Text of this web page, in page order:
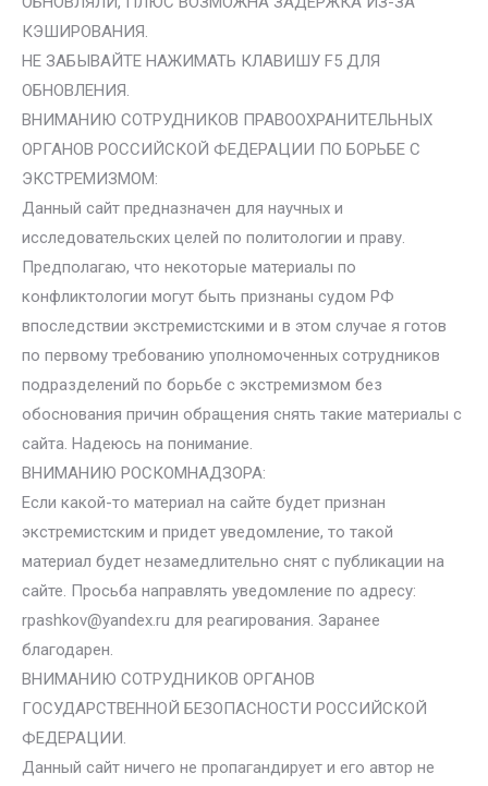
КЭШИРОВАНИЯ.
НЕ ЗАБЫВАЙТЕ НАЖИМАТЬ КЛАВИШУ F5 ДЛЯ
ОБНОВЛЕНИЯ.
ВНИМАНИЮ СОТРУДНИКОВ ПРАВООХРАНИТЕЛЬНЫХ
ОРГАНОВ РОССИЙСКОЙ ФЕДЕРАЦИИ ПО БОРЬБЕ С
ЭКСТРЕМИЗМОМ:
Данный сайт предназначен для научных и
исследовательских целей по политологии и праву.
Предполагаю, что некоторые материалы по
конфликтологии могут быть признаны судом РФ
впоследствии экстремистскими и в этом случае я готов
по первому требованию уполномоченных сотрудников
подразделений по борьбе с экстремизмом без
обоснования причин обращения снять такие материалы с
сайта. Надеюсь на понимание.
ВНИМАНИЮ РОСКОМНАДЗОРА:
Если какой-то материал на сайте будет признан
экстремистским и придет уведомление, то такой
материал будет незамедлительно снят с публикации на
сайте. Просьба направлять уведомление по адресу:
rpashkov@yandex.ru для реагирования. Заранее
благодарен.
ВНИМАНИЮ СОТРУДНИКОВ ОРГАНОВ
ГОСУДАРСТВЕННОЙ БЕЗОПАСНОСТИ РОССИЙСКОЙ
ФЕДЕРАЦИИ.
Данный сайт ничего не пропагандирует и его автор не